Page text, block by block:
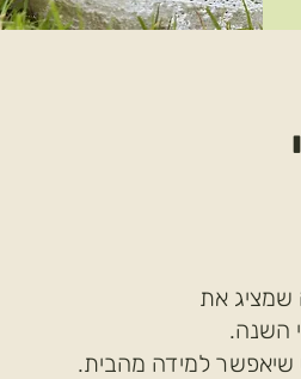
שמציג את
השנה.
שיאפשר למידה מהבית.